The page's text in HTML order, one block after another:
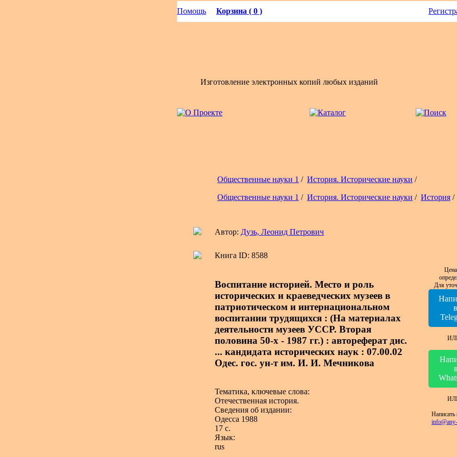
Помощь Корзина ( 0 )
Изготовление электронных копий любых изданий
Общественные науки 1 / История. Исторические науки /
Общественные науки 1 / История. Исторические науки / История /
Автор: Дузь, Леонид Петрович
Книга ID: 8588
Воспитание историей. Место и роль
исторических и краеведческих музеев в
патриотическом и интернациональном
воспитании трудящихся : (На материалах
деятельности музеев УССР. Вторая
половина 50-х - 1987 гг.) : автореферат дис.
... кандидата исторических наук : 07.00.02
Одес. гос. ун-т им. И. И. Мечникова
Тематика, ключевые слова:
Отечественная история.
Сведения об издании:
Одесса 1988
17 с.
Язык:
rus
Для
в
в
Написать